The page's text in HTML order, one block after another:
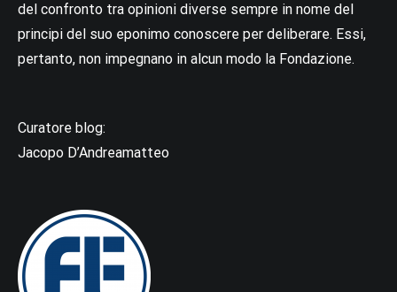
del confronto tra opinioni diverse sempre in nome del
principi del suo eponimo conoscere per deliberare. Essi,
pertanto, non impegnano in alcun modo la Fondazione.
Curatore blog:
Jacopo D’Andreamatteo